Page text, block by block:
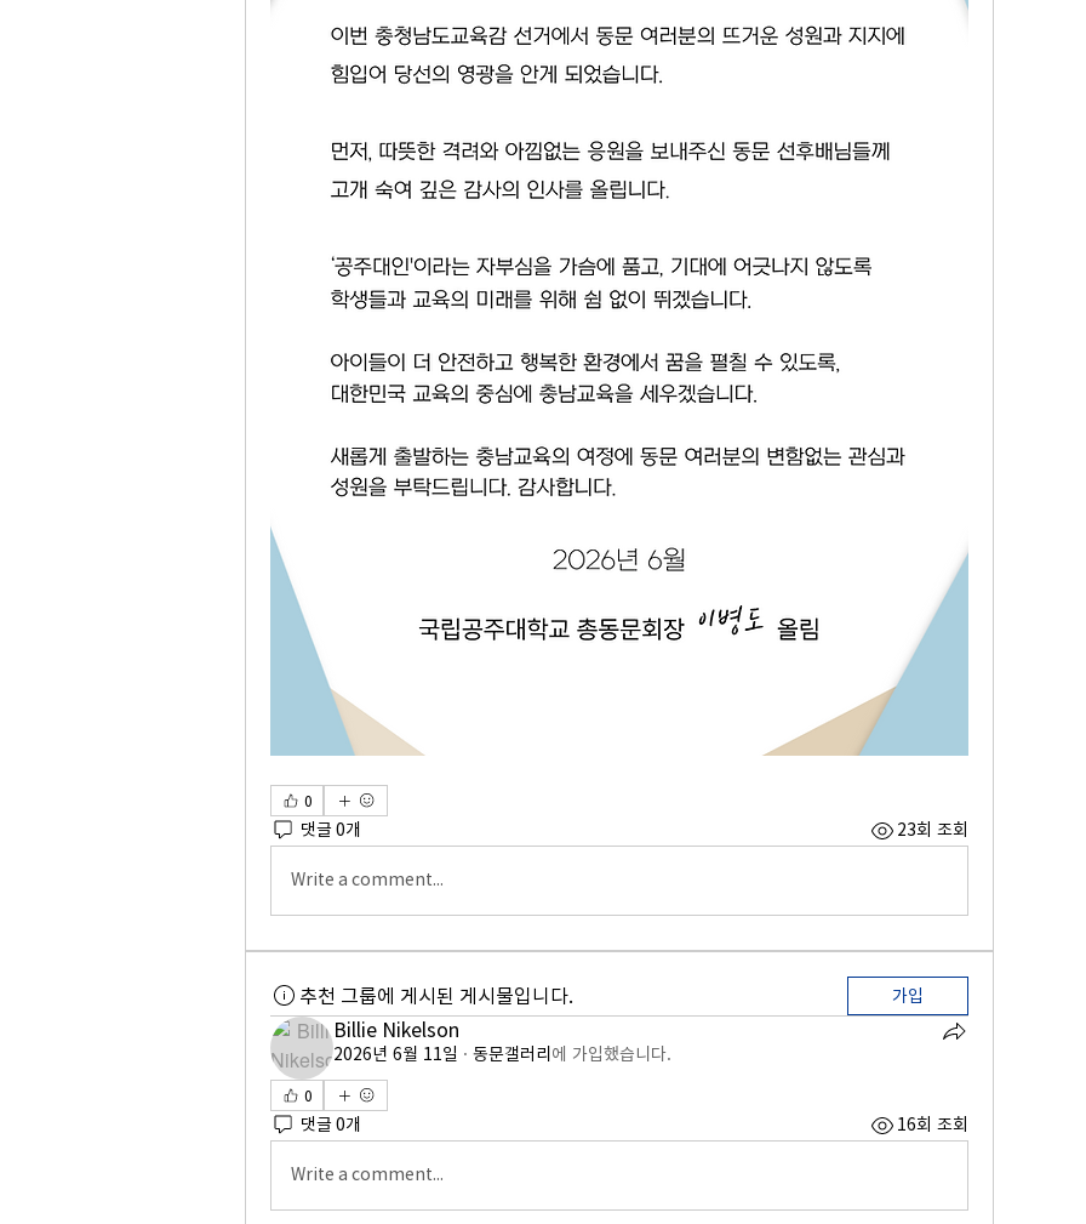
0
댓글 0개 23회 조회
Write a comment...
추천 그룹에 게시된 게시물입니다. 가입
Billie Nikelson
2026년 6월 11일 · 동문갤러리 에 가입했습니다.
0
댓글 0개 16회 조회
Write a comment...